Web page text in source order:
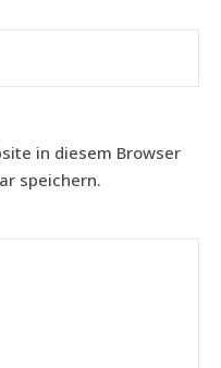
in diesem Browser
speichern.